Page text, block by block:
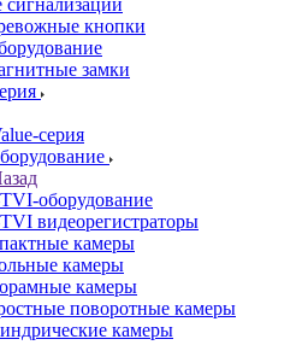
кнопки
замки
серия
оборудование
видеорегистраторы
камеры
камеры
камеры
поворотные камеры
камеры